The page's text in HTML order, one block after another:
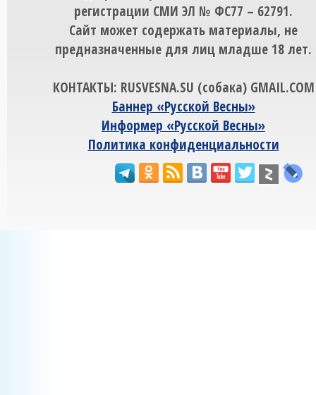
регистрации СМИ ЭЛ № ФС77 – 62791.
Сайт может содержать материалы, не
предназначенные для лиц младше 18 лет.
КОНТАКТЫ: RUSVESNA.SU (собака) GMAIL.COM
Баннер «Русской Весны»
Информер «Русской Весны»
Политика конфиденциальности